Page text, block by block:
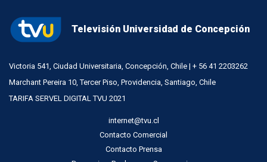
Televisión Universidad de Concepción
Victoria 541, Ciudad Universitaria, Concepción, Chile | + 56 41 2203262
Marchant Pereira 10, Tercer Piso, Providencia, Santiago, Chile
TARIFA SERVEL DIGITAL TVU 2021
internet@tvu.cl
Contacto Comercial
Contacto Prensa